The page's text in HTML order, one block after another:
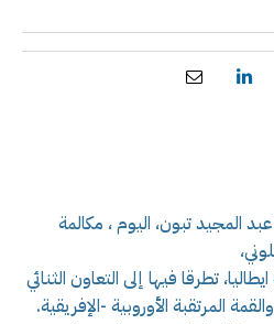
المجيد تبون، اليوم ، مكالمة
تطرقا فيها إلى التعاون الثنائي
المرتقبة الأوروبية -الإفريقية.